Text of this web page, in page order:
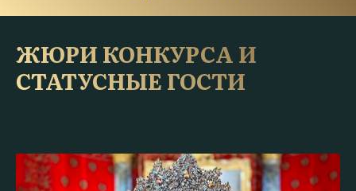
ЖЮРИ КОНКУРСА И
СТАТУСНЫЕ ГОСТИ